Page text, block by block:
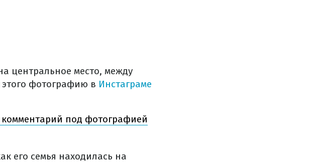
центральное место, между
фотографию в Инстаграме
под фотографией
его семья находилась на